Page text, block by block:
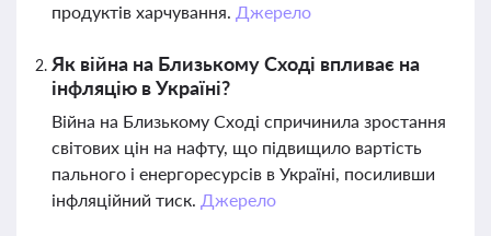
продуктів харчування. Джерело
Як війна на Близькому Сході впливає на
інфляцію в Україні?
Війна на Близькому Сході спричинила зростання
світових цін на нафту, що підвищило вартість
пального і енергоресурсів в Україні, посиливши
інфляційний тиск. Джерело